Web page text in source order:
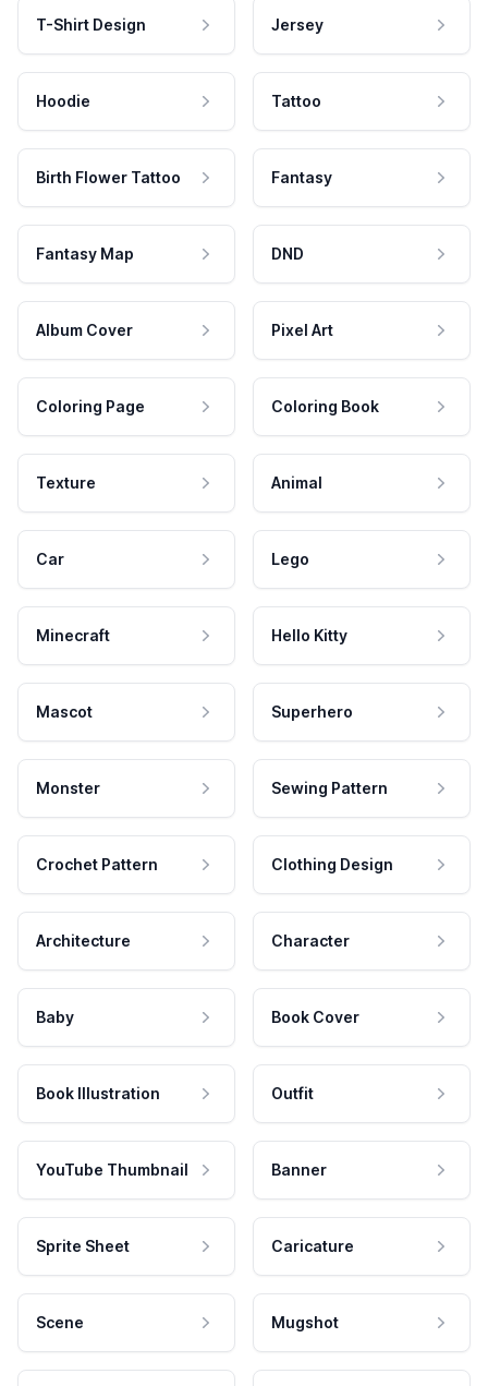
T-Shirt Design Jersey
Hoodie Tattoo
Birth Flower Tattoo Fantasy
Fantasy Map DND
Album Cover Pixel Art
Coloring Page Coloring Book
Texture Animal
Car Lego
Minecraft Hello Kitty
Mascot Superhero
Monster Sewing Pattern
Crochet Pattern Clothing Design
Architecture Character
Baby Book Cover
Book Illustration Outfit
YouTube Thumbnail Banner
Sprite Sheet Caricature
Scene Mugshot